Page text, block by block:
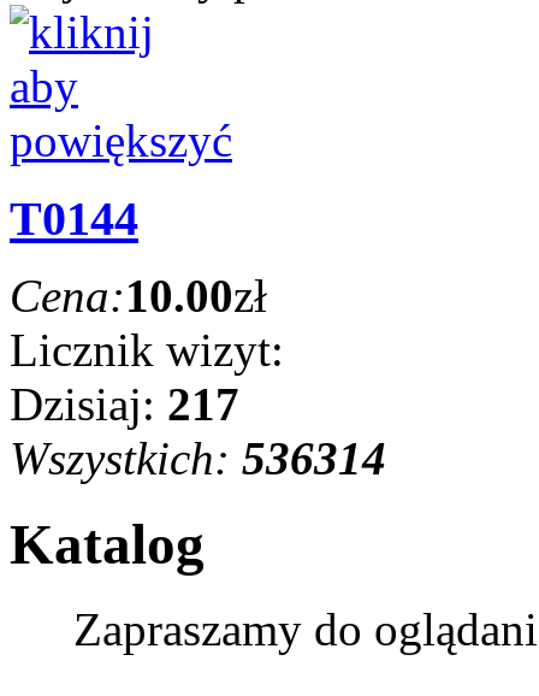
T0144
Cena:10.00zł
Licznik wizyt:
Dzisiaj: 217
Wszystkich: 536314
Katalog
Zapraszamy do